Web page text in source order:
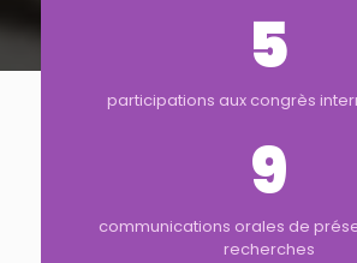
5
participations aux congrès
9
communications orales de
recherches